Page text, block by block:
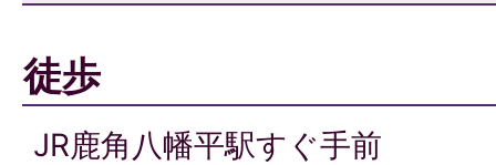
徒歩
JR鹿角八幡平駅すぐ手前